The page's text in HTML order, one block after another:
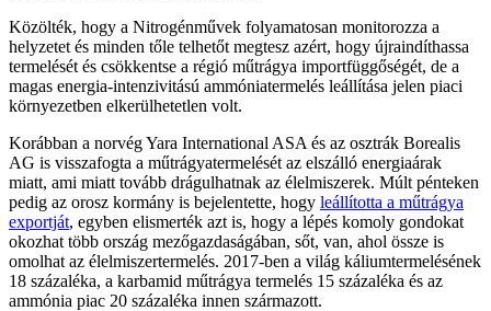
Közölték, hogy a Nitrogénművek folyamatosan monitorozza a
helyzetet és minden tőle telhetőt megtesz azért, hogy újraindíthassa
termelését és csökkentse a régió műtrágya importfüggőségét, de a
magas energia-intenzivitású ammóniatermelés leállítása jelen piaci
környezetben elkerülhetetlen volt.
Korábban a norvég Yara International ASA és az osztrák Borealis
AG is visszafogta a műtrágyatermelését az elszálló energiaárak
miatt, ami miatt tovább drágulhatnak az élelmiszerek. Múlt pénteken
pedig az orosz kormány is bejelentette, hogy leállította a műtrágya
exportját, egyben elismerték azt is, hogy a lépés komoly gondokat
okozhat több ország mezőgazdaságában, sőt, van, ahol össze is
omolhat az élelmiszertermelés. 2017-ben a világ káliumtermelésének
18 százaléka, a karbamid műtrágya termelés 15 százaléka és az
ammónia piac 20 százaléka innen származott.